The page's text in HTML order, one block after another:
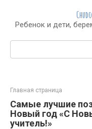
контентуРебенок и дети,
Поиск:
Главная страница
Самые лучшие
Новый год «С
учитель!»